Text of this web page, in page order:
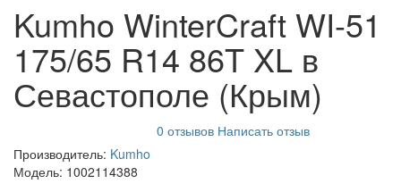
Kumho WinterCraft WI-51
175/65 R14 86T XL в
Севастополе (Крым)
0 отзывов Написать отзыв
Производитель: Kumho
Модель: 1002114388